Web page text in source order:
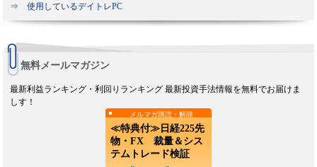
⇒ 使用しているデイトレPC
無料メールマガジン
最新利益ランキング・利回りランキング 最新投資手法情報を無料でお届けま
しす！
メルマガ購読・解除
≪特典付≫日経225先
物・FX 裁量＆シス
テムトレード検証